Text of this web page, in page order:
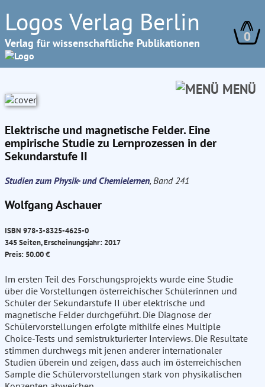
Logos Verlag Berlin
Verlag für wissenschaftliche Publikationen 0
MENÜ
Elektrische und magnetische Felder. Eine
empirische Studie zu Lernprozessen in der
Sekundarstufe II
Studien zum Physik- und Chemielernen, Band 241
Wolfgang Aschauer
ISBN 978-3-8325-4625-0
345 Seiten, Erscheinungsjahr: 2017
Preis: 50.00 €
Im ersten Teil des Forschungsprojekts wurde eine Studie
über die Vorstellungen österreichischer Schülerinnen und
Schüler der Sekundarstufe II über elektrische und
magnetische Felder durchgeführt. Die Diagnose der
Schülervorstellungen erfolgte mithilfe eines Multiple
Choice-Tests und semistrukturierter Interviews. Die Resultate
stimmen durchwegs mit jenen anderer internationaler
Studien überein und zeigen, dass auch im österreichischen
Sample die Schülervorstellungen stark von physikalischen